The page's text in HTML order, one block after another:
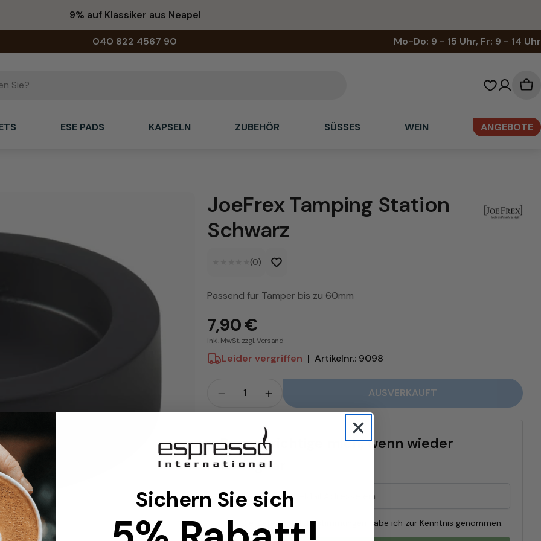
9% auf Klassiker aus Neapel
040 822 4567 90 Mo-Do: 9 - 15 Uhr, Fr: 9 - 14 Uhr
ESE PADS KAPSELN ZUBEHÖR SÜSSES WEIN ANGEBOTE
JoeFrex Tamping Station
Schwarz
(0)
Passend für Tamper bis zu 60mm
7,90 €
inkl. MwSt. zzgl. Versand
Leider vergriffen | Artikelnr.: 9098
Menge für JoeFrex Tamping Station Schwarz verringern
Menge für JoeFrex Tamping Station Schwarz
AUSVERKAUFT
Benachrichtige mich, wenn wieder
verfügbar
Die Datenschutzbestimmungen habe ich zur Kenntnis genommen.
Sichern Sie sich